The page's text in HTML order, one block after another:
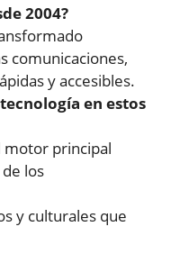
2004?
comunicaciones,
y accesibles.
en estos
motor principal
los
y culturales que